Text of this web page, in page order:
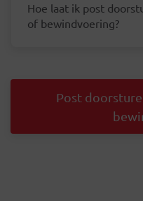
Hoe laat ik post
of bewindvoering?
Post